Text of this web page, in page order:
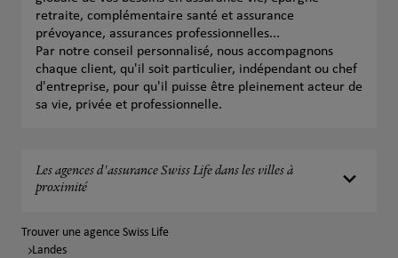
retraite, complémentaire santé et assurance
prévoyance, assurances professionnelles...
Par notre conseil personnalisé, nous accompagnons
chaque client, qu'il soit particulier, indépendant ou chef
d'entreprise, pour qu'il puisse être pleinement acteur de
sa vie, privée et professionnelle.
Les agences d'assurance Swiss Life dans les villes à
proximité
Trouver une agence Swiss Life
Landes